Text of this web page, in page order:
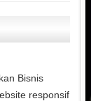
Bisnis
responsif